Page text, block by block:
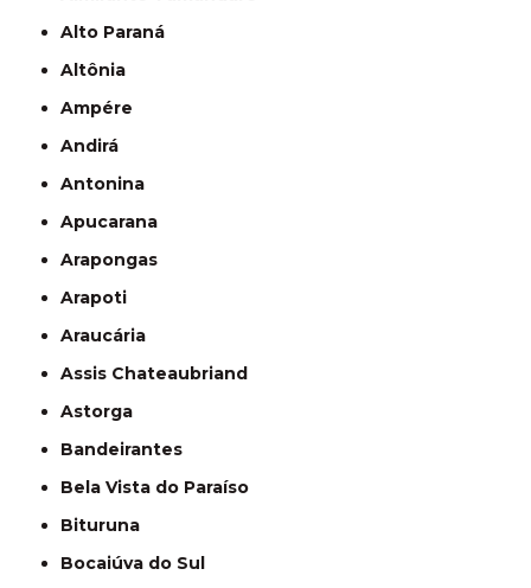
Alto Paraná
Altônia
Ampére
Andirá
Antonina
Apucarana
Arapongas
Arapoti
Araucária
Assis Chateaubriand
Astorga
Bandeirantes
Bela Vista do Paraíso
Bituruna
Bocaiúva do Sul